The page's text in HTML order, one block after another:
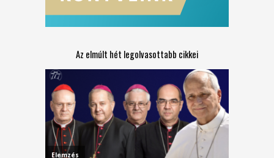
Az elmúlt hét legolvasottabb cikkei